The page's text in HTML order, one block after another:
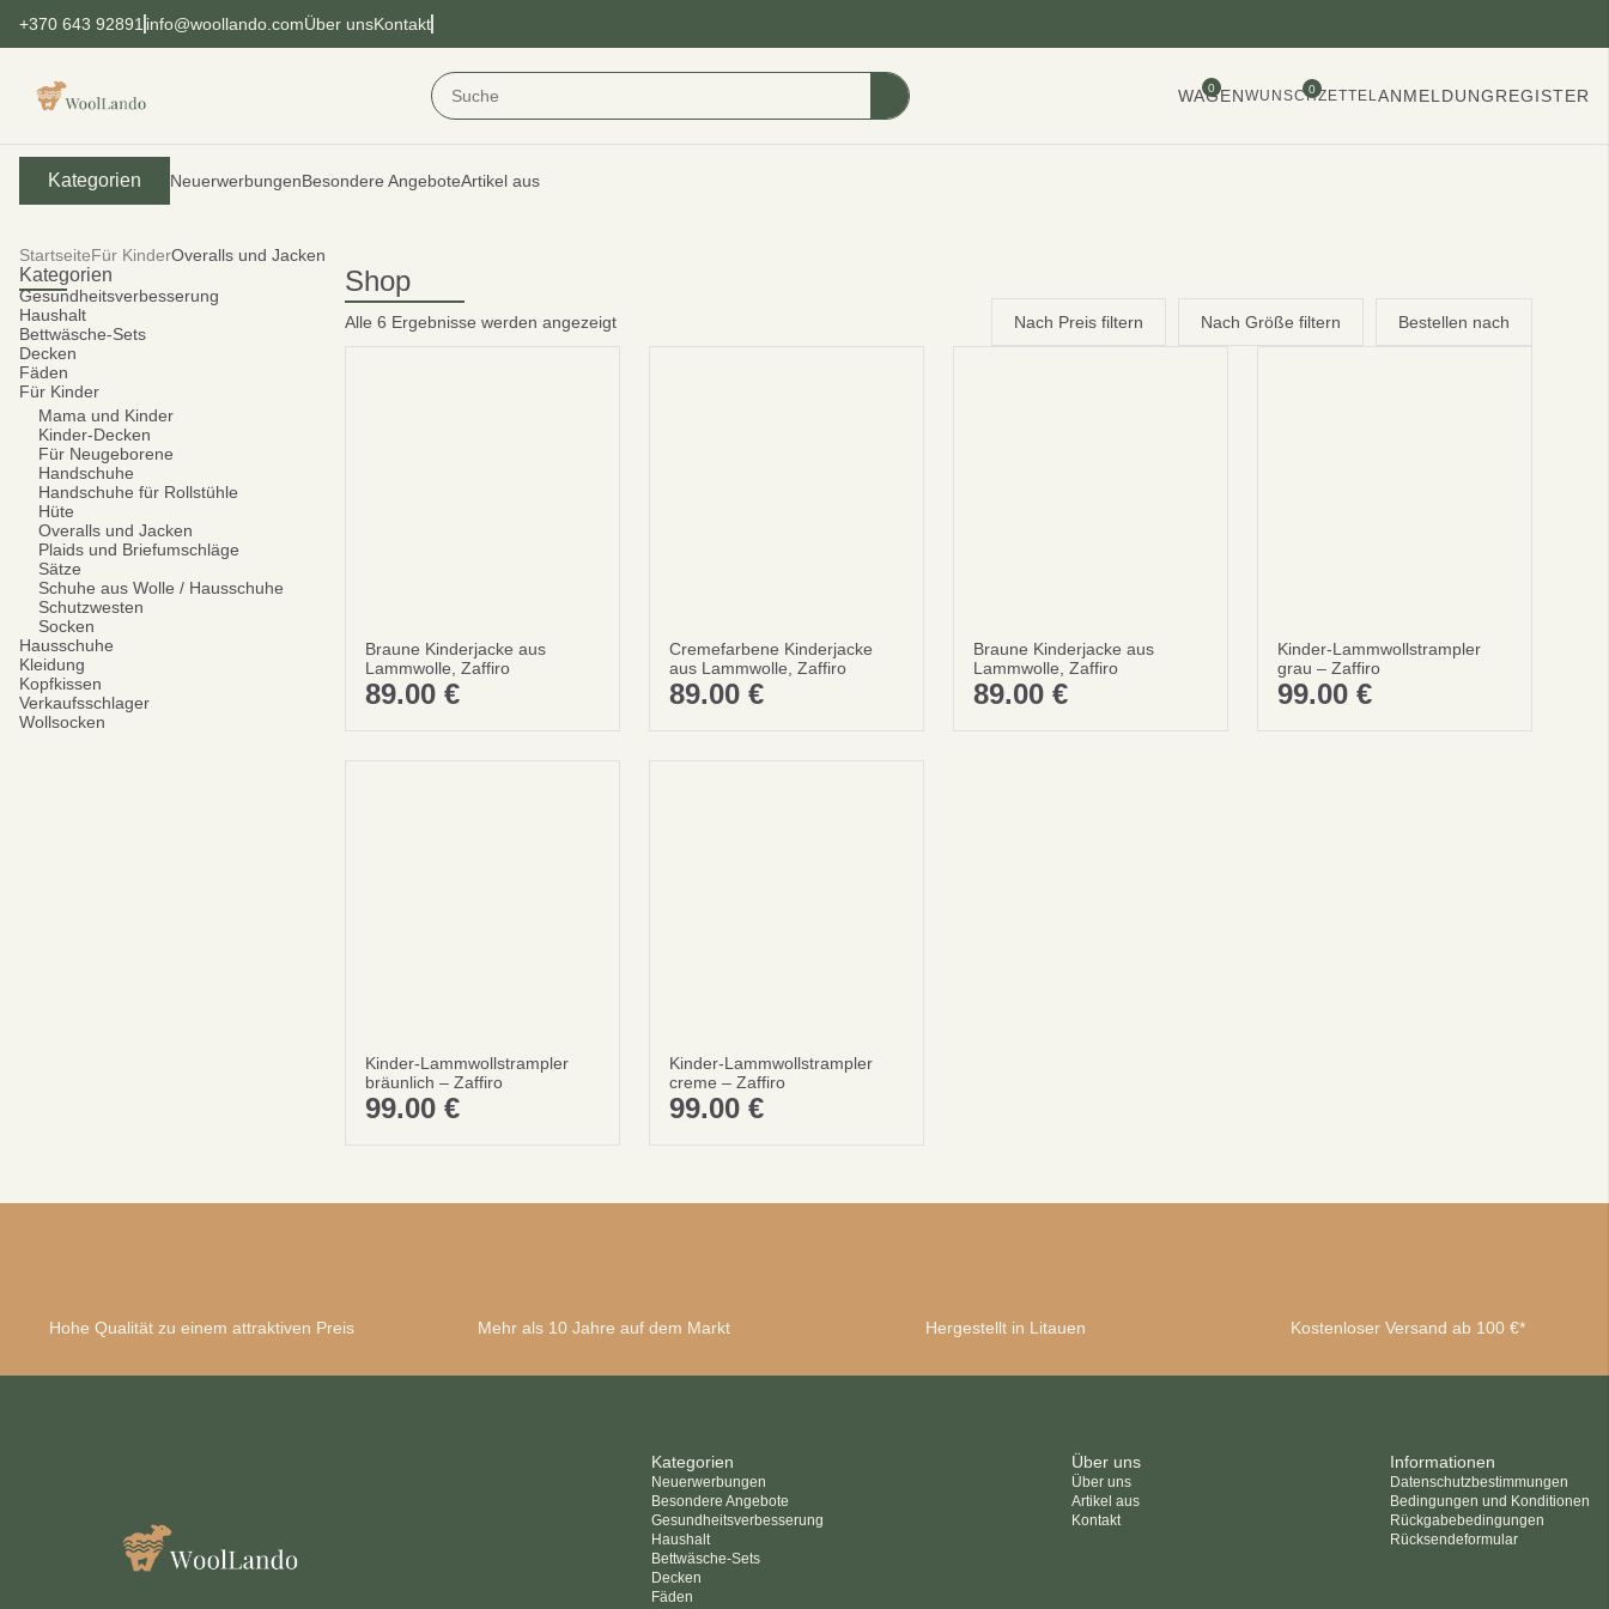
Sei schlau
10% SPAREN
+370 643 92891 info@woollando.comÜber unsKontakt
0
WAGEN 0
WUNSCHZETTELANMELDUNGREGISTER
Kategorien NeuerwerbungenBesondere AngeboteArtikel aus
StartseiteFür KinderOveralls und Jacken
Kategorien
Gesundheitsverbesserung
Haushalt
Bettwäsche-Sets
Decken
Fäden
Für Kinder
Mama und Kinder
Kinder-Decken
Für Neugeborene
Handschuhe
Handschuhe für Rollstühle
Hüte
Overalls und Jacken
Plaids und Briefumschläge
Sätze
Schuhe aus Wolle / Hausschuhe
Schutzwesten
Socken
Hausschuhe
Kleidung
Kopfkissen
Verkaufsschlager
Wollsocken
Shop
Alle 6 Ergebnisse werden angezeigt Nach Preis filtern Nach Größe filtern Bestellen nach
Braune Kinderjacke aus
Lammwolle, Zaffiro
89.00 €
Cremefarbene Kinderjacke
aus Lammwolle, Zaffiro
89.00 €
Braune Kinderjacke aus
Lammwolle, Zaffiro
89.00 €
Kinder-Lammwollstrampler
grau – Zaffiro
99.00 €
Kinder-Lammwollstrampler
bräunlich – Zaffiro
99.00 €
Kinder-Lammwollstrampler
creme – Zaffiro
99.00 €
Hohe Qualität zu einem attraktiven Preis Mehr als 10 Jahre auf dem Markt Hergestellt in Litauen Kostenloser Versand ab 100 €*
Kategorien
Neuerwerbungen
Besondere Angebote
Gesundheitsverbesserung
Haushalt
Bettwäsche-Sets
Decken
Fäden
Über uns
Über uns
Artikel aus
Kontakt
Informationen
Datenschutzbestimmungen
Bedingungen und Konditionen
Rückgabebedingungen
Rücksendeformular